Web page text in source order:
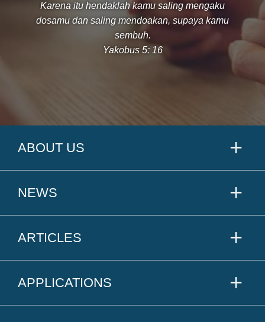
Karena itu hendaklah kamu saling mengaku
dosamu dan saling mendoakan, supaya kamu
sembuh.
Yakobus 5: 16
ABOUT US
NEWS
ARTICLES
APPLICATIONS